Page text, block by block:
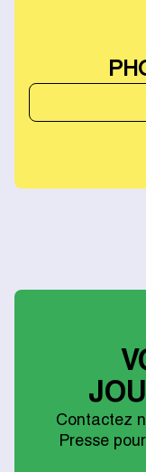
Contactez
Presse